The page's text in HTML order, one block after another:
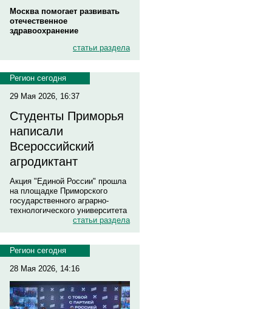
Москва помогает развивать
отечественное
здравоохранение
статьи раздела
Регион сегодня
29 Мая 2026, 16:37
Студенты Приморья
написали
Всероссийский
агродиктант
Акция "Единой России" прошла
на площадке Приморского
государственного аграрно-
технологического университета
статьи раздела
Регион сегодня
28 Мая 2026, 14:16